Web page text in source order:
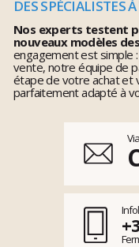
DES SPÉCIALISTES
Nos experts testent
nouveaux modèles
engagement est simple
vente, notre équipe de
étape de votre achat et
parfaitement adapté à